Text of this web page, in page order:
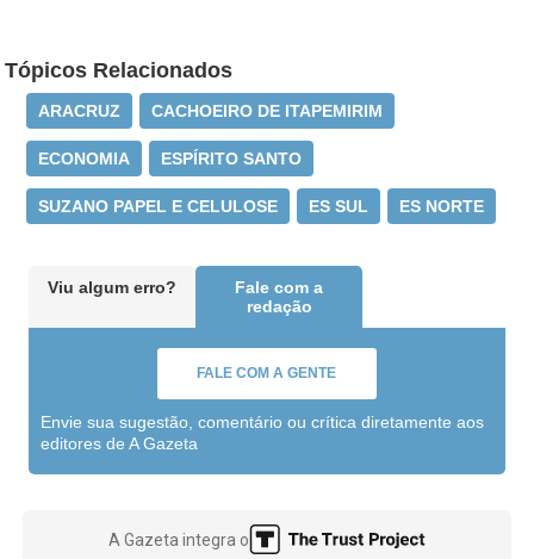
Tópicos Relacionados
ARACRUZ CACHOEIRO DE ITAPEMIRIM
ECONOMIA ESPÍRITO SANTO
SUZANO PAPEL E CELULOSE ES SUL ES NORTE
Viu algum erro?
Fale com a
redação
FALE COM A GENTE
Envie sua sugestão, comentário ou crítica diretamente aos
editores de A Gazeta
A Gazeta integra o